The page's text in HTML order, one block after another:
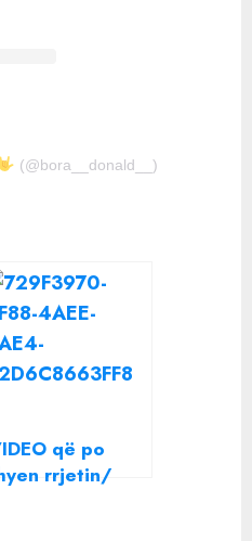
(@bora__donald__)
që po
rrjetin/